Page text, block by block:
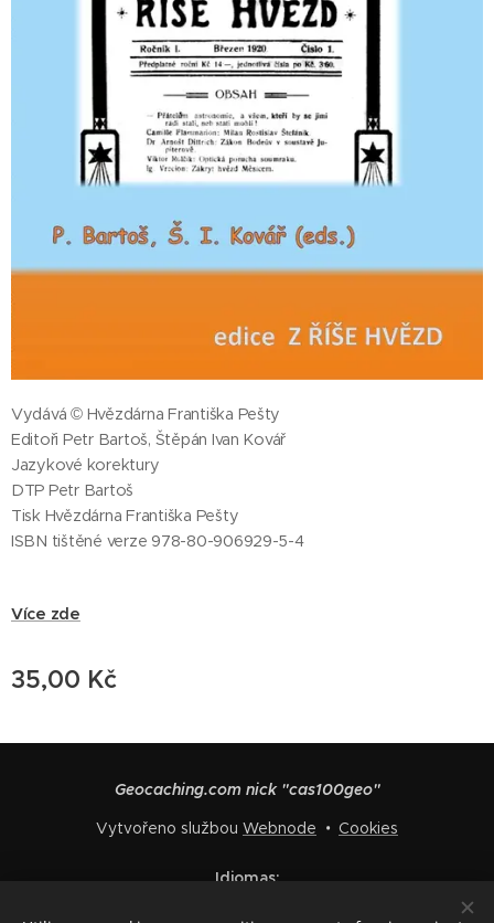
Vydává © Hvězdárna Františka Pešty
Editoři Petr Bartoš, Štěpán Ivan Kovář
Jazykové korektury
DTP Petr Bartoš
Tisk Hvězdárna Františka Pešty
ISBN tištěné verze 978-80-906929-5-4
Více zde
35,00 Kč
Geocaching.com nick "cas100geo"
Vytvořeno službou Webnode Cookies
Idiomas